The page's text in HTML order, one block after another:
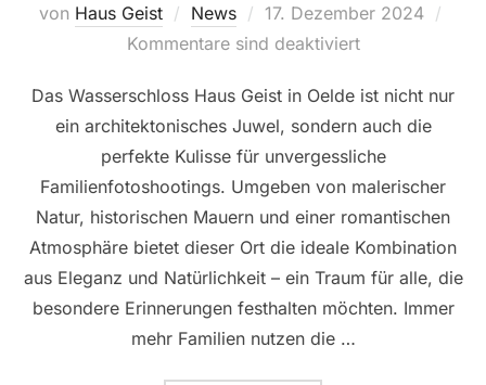
von Haus Geist News
Veröffentlicht
am
17. Dezember 2024
Kommentare sind deaktiviert
Das Wasserschloss Haus Geist in Oelde ist nicht nur
ein architektonisches Juwel, sondern auch die
perfekte Kulisse für unvergessliche
Familienfotoshootings. Umgeben von malerischer
Natur, historischen Mauern und einer romantischen
Atmosphäre bietet dieser Ort die ideale Kombination
aus Eleganz und Natürlichkeit – ein Traum für alle, die
besondere Erinnerungen festhalten möchten. Immer
mehr Familien nutzen die …